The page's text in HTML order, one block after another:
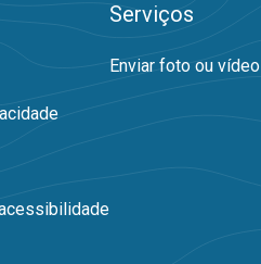
Serviços
Enviar foto ou vídeo